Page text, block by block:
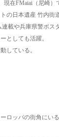
在FMaiai（尼崎）
の日本遺産 竹内街
載や兵庫県警ポス
としても活躍。
している。
ロッパの街角にいる